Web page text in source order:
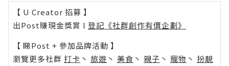
【 U Creator 招募 】
出Post賺現金獎賞 l 登記《社群創作有價企劃》
【 睇Post + 參加品牌活動 】
瀏覽更多社群 打卡 丶 旅遊 丶 美食 丶 親子 丶 寵物 丶 扮靚